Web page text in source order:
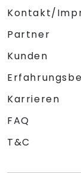
Kontakt/
Partner
Kunden
Karrieren
FAQ
T&C